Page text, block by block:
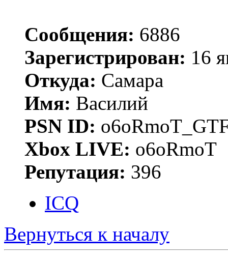
Сообщения: 6886
Зарегистрирован: 16
Откуда: Самара
Имя: Василий
PSN ID:
Xbox LIVE: o6oRmoT
Репутация: 396
ICQ
Вернуться к началу